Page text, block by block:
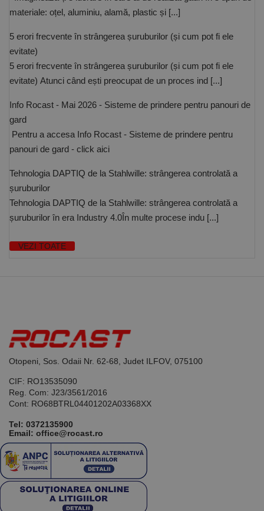
materiale: oțel, aluminiu, alamă, plastic și [...]
5 erori frecvente în strângerea șuruburilor (și cum pot fi ele
evitate)
5 erori frecvente în strângerea șuruburilor (și cum pot fi ele
evitate) Atunci când ești preocupat de un proces ind [...]
Info Rocast - Mai 2026 - Sisteme de prindere pentru panouri de
gard
Pentru a accesa Info Rocast - Sisteme de prindere pentru
panouri de gard - click aici
Tehnologia DAPTIQ de la Stahlwille: strângerea controlată a
șuruburilor
Tehnologia DAPTIQ de la Stahlwille: strângerea controlată a
șuruburilor în era Industry 4.0În multe procese indu [...]
VEZI TOATE
Otopeni, Sos. Odaii Nr. 62-68, Judet ILFOV, 075100
CIF: RO13535090
Reg. Com: J23/3561/2016
Cont: RO68BTRL04401202A03368XX
Tel: 0372135900
Email: office@rocast.ro
utilizatorului și gestionarea contului. Site-ul web nu
poate fi utilizat corect fără cookie-uri strict necesare.
Nume
Domeniu
Expirare Descriere
www.rocast.ro
este utilizat
de serviciul
Cookie-
Script.com
aminti
consimțământ
ale cookie-
ca bannerul
cookie
funcționeze
Google